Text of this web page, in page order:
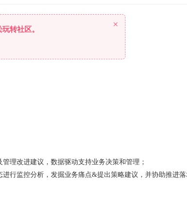
转社区。 ×
理改进建议，数据驱动支持业务决策和管理；
行监控分析，发掘业务痛点&提出策略建议，并协助推进